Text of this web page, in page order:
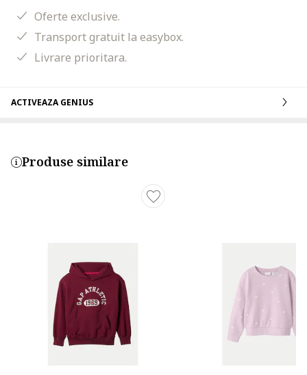
Oferte exclusive.
Transport gratuit la easybox.
Livrare prioritara.
ACTIVEAZA GENIUS
Produse similare